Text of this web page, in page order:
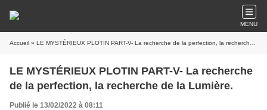
MENU
Accueil » LE MYSTÉRIEUX PLOTIN PART-V- La recherche de la perfection, la recherche de la Lumière.
LE MYSTÉRIEUX PLOTIN PART-V- La recherche
de la perfection, la recherche de la Lumière.
Publié le 13/02/2022 à 08:11